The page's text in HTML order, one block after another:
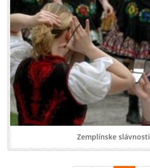
Zemplínske slávnosti